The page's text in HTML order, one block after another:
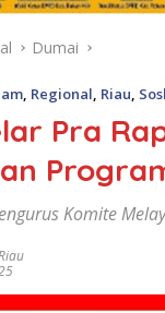
Dumai
, Regional, Riau,
Pra
Komite